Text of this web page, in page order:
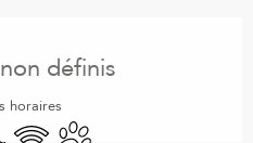
définis
horaires
WiFi Animaux acceptés